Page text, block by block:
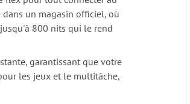
un magasin officiel, où
800 nits qui le rend
garantissant que votre
les jeux et le multitâche,